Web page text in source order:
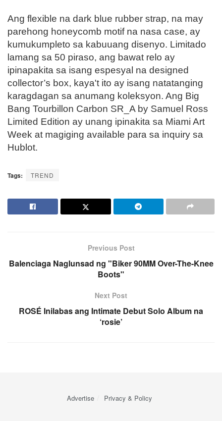
Ang flexible na dark blue rubber strap, na may
parehong honeycomb motif na nasa case, ay
kumukumpleto sa kabuuang disenyo. Limitado
lamang sa 50 piraso, ang bawat relo ay
ipinapakita sa isang espesyal na designed
collector’s box, kaya't ito ay isang natatanging
karagdagan sa anumang koleksyon. Ang Big
Bang Tourbillon Carbon SR_A by Samuel Ross
Limited Edition ay unang ipinakita sa Miami Art
Week at magiging available para sa inquiry sa
Hublot.
Tags: TREND
Previous Post
Balenciaga Naglunsad ng "Biker 90MM Over-The-Knee
Boots"
Next Post
ROSÉ Inilabas ang Intimate Debut Solo Album na
‘rosie’
Advertise Privacy & Policy